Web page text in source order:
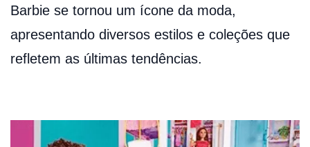
Barbie se tornou um ícone da moda,
apresentando diversos estilos e coleções que
refletem as últimas tendências.